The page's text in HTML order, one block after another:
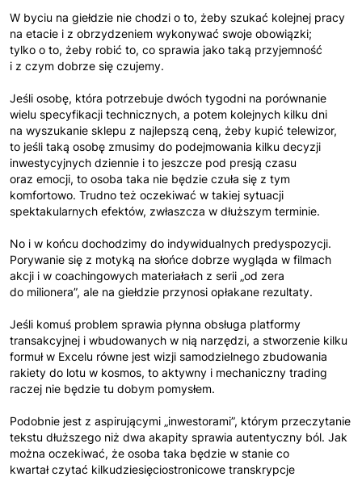
W byciu na giełdzie nie chodzi o to, żeby szukać kolejnej pracy
na etacie i z obrzydzeniem wykonywać swoje obowiązki;
tylko o to, żeby robić to, co sprawia jako taką przyjemność
i z czym dobrze się czujemy.
Jeśli osobę, która potrzebuje dwóch tygodni na porównanie
wielu specyfikacji technicznych, a potem kolejnych kilku dni
na wyszukanie sklepu z najlepszą ceną, żeby kupić telewizor,
to jeśli taką osobę zmusimy do podejmowania kilku decyzji
inwestycyjnych dziennie i to jeszcze pod presją czasu
oraz emocji, to osoba taka nie będzie czuła się z tym
komfortowo. Trudno też oczekiwać w takiej sytuacji
spektakularnych efektów, zwłaszcza w dłuższym terminie.
No i w końcu dochodzimy do indywidualnych predyspozycji.
Porywanie się z motyką na słońce dobrze wygląda w filmach
akcji i w coachingowych materiałach z serii „od zera
do milionera”, ale na giełdzie przynosi opłakane rezultaty.
Jeśli komuś problem sprawia płynna obsługa platformy
transakcyjnej i wbudowanych w nią narzędzi, a stworzenie kilku
formuł w Excelu równe jest wizji samodzielnego zbudowania
rakiety do lotu w kosmos, to aktywny i mechaniczny trading
raczej nie będzie tu dobym pomysłem.
Podobnie jest z aspirującymi „inwestorami”, którym przeczytanie
tekstu dłuższego niż dwa akapity sprawia autentyczny ból. Jak
można oczekiwać, że osoba taka będzie w stanie co
kwartał czytać kilkudziesięciostronicowe transkrypcje